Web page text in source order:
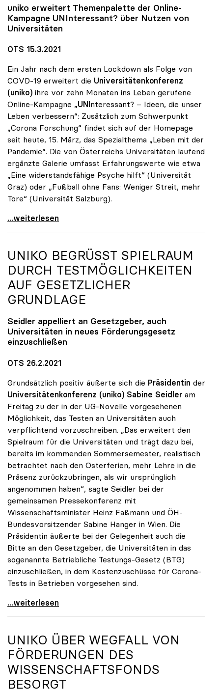
uniko erweitert Themenpalette der Online-
Kampagne UNInteressant? über Nutzen von
Universitäten
OTS 15.3.2021
Ein Jahr nach dem ersten Lockdown als Folge von
COVD-19 erweitert die Universitätenkonferenz
(uniko) ihre vor zehn Monaten ins Leben gerufene
Online-Kampagne „UNInteressant? – Ideen, die unser
Leben verbessern“: Zusätzlich zum Schwerpunkt
„Corona Forschung“ findet sich auf der Homepage
seit heute, 15. März, das Spezialthema „Leben mit der
Pandemie“. Die von Österreichs Universitäten laufend
ergänzte Galerie umfasst Erfahrungswerte wie etwa
„Eine widerstandsfähige Psyche hilft“ (Universität
Graz) oder „Fußball ohne Fans: Weniger Streit, mehr
Tore“ (Universität Salzburg).
Ein Jahr Corona: Neuer Fokus auf „Leben mit der
...weiterlesen
UNIKO BEGRÜSST SPIELRAUM D
URCH TESTMÖGLICHKEITEN A
UF GESETZLICHER G
RUNDLAGE
Seidler appelliert an Gesetzgeber, auch
Universitäten in neues Förderungsgesetz
einzuschließen
OTS 26.2.2021
Grundsätzlich positiv äußerte sich die Präsidentin der
Universitätenkonferenz (uniko) Sabine Seidler am
Freitag zu der in der UG-Novelle vorgesehenen
Möglichkeit, das Testen an Universitäten auch
verpflichtend vorzuschreiben. „Das erweitert den
Spielraum für die Universitäten und trägt dazu bei,
bereits im kommenden Sommersemester, realistisch
betrachtet nach den Osterferien, mehr Lehre in die
Präsenz zurückzubringen, als wir ursprünglich
angenommen haben“, sagte Seidler bei der
gemeinsamen Pressekonferenz mit
Wissenschaftsminister Heinz Faßmann und ÖH-
Bundesvorsitzender Sabine Hanger in Wien. Die
Präsidentin äußerte bei der Gelegenheit auch die
Bitte an den Gesetzgeber, die Universitäten in das
sogenannte Betriebliche Testungs-Gesetz (BTG)
einzuschließen, in dem Kostenzuschüsse für Corona-
Tests in Betrieben vorgesehen sind.
uniko begrüßt Spielraum durch Testmöglichkeiten
...weiterlesen
UNIKO ÜBER WEGFALL VON
FÖRDERUNGEN DES
WISSENSCHAFTSFONDS
BESORGT